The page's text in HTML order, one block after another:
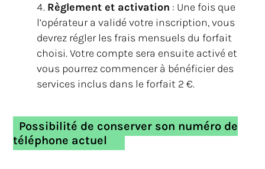
Règlement et activation : Une fois que
l’opérateur a validé votre inscription, vous
devrez régler les frais mensuels du forfait
choisi. Votre compte sera ensuite activé et
vous pourrez commencer à bénéficier des
services inclus dans le forfait 2 €.
Possibilité de conserver son numéro de
téléphone actuel